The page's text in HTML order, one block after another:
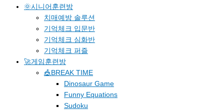
🌞시니어훈련방
치매예방 솔루션
기억체크 입문반
기억체크 심화반
기억체크 퍼즐
🚀게임훈련방
🎪BREAK TIME
Dinosaur Game
Funny Equations
Sudoku